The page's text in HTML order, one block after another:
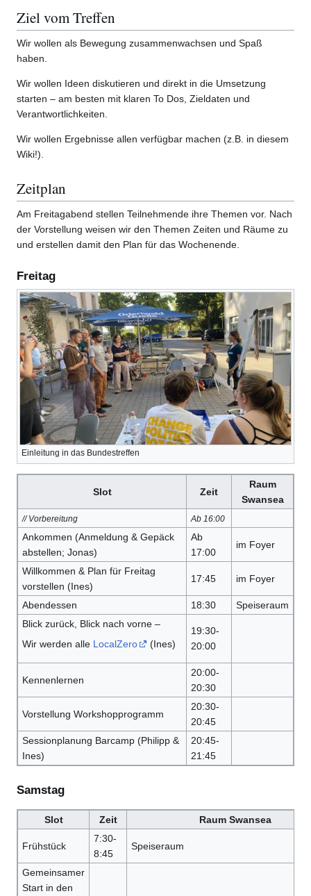
Ziel vom Treffen
Wir wollen als Bewegung zusammenwachsen und Spaß
haben.
Wir wollen Ideen diskutieren und direkt in die Umsetzung
starten – am besten mit klaren To Dos, Zieldaten und
Verantwortlichkeiten.
Wir wollen Ergebnisse allen verfügbar machen (z.B. in diesem
Wiki!).
Zeitplan
Am Freitagabend stellen Teilnehmende ihre Themen vor. Nach
der Vorstellung weisen wir den Themen Zeiten und Räume zu
und erstellen damit den Plan für das Wochenende.
Freitag
Einleitung in das Bundestreffen
Slot Zeit
Raum
Swansea
// Vorbereitung Ab 16:00
Ankommen (Anmeldung & Gepäck
abstellen; Jonas)
Ab
17:00
im Foyer
Willkommen & Plan für Freitag
vorstellen (Ines)
17:45 im Foyer
Abendessen 18:30
Speiseraum
Blick zurück, Blick nach vorne –
Wir werden alle LocalZero (Ines)
19:30-
20:00
Kennenlernen
20:00-
20:30
Vorstellung Workshopprogramm
20:30-
20:45
Sessionplanung Barcamp (Philipp &
Ines)
20:45-
21:45
Samstag
Slot Zeit Raum Swansea
Frühstück
7:30-
8:45
Speiseraum
Gemeinsamer
Start in den